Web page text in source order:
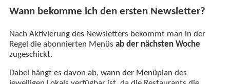
Wann bekomme ich den ersten Newsletter?
Nach Aktivierung des Newsletters bekommt man in der
Regel die abonnierten Menüs ab der nächsten Woche
zugeschickt.
Dabei hängt es davon ab, wann der Menüplan des